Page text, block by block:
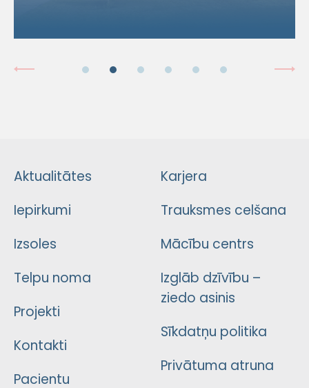
Aktualitātes
Iepirkumi
Izsoles
Telpu noma
Projekti
Kontakti
Pacientu
Karjera
Trauksmes celšana
Mācību centrs
Izglāb dzīvību –
ziedo asinis
Sīkdatņu politika
Privātuma atruna